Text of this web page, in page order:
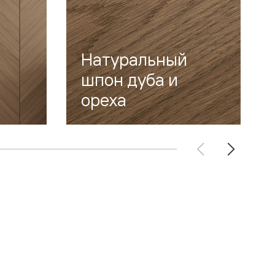
Натуральный
шпон дуба и
ореха